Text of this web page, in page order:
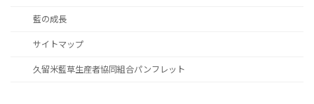
藍の成長
サイトマップ
久留米藍草生産者協同組合パンフレット